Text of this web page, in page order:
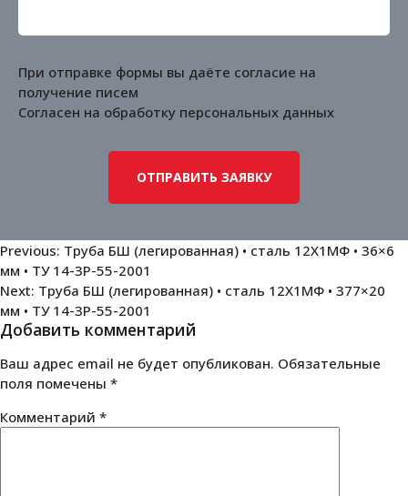
При отправке формы вы даёте согласие на
получение писем
Согласен на обработку персональных данных
Навигация
по
записям
Previous: Труба БШ (легированная) • сталь 12Х1МФ • 36×6
мм • ТУ 14-3Р-55-2001
Next: Труба БШ (легированная) • сталь 12Х1МФ • 377×20
мм • ТУ 14-3Р-55-2001
Добавить комментарий
Ваш адрес email не будет опубликован. Обязательные
поля помечены *
Комментарий *